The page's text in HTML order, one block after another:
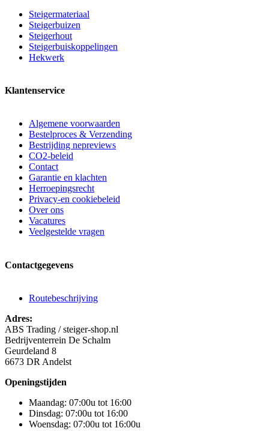
Steigermateriaal
Steigerbuizen
Steigerhout
Steigerbuiskoppelingen
Hekwerk
Klantenservice
Algemene voorwaarden
Bestelproces & Verzending
Bestrijding nepreviews
CO2-beleid
Contact
Garantie en klachten
Herroepingsrecht
Privacy-en cookiebeleid
Over ons
Vacatures
Veelgestelde vragen
Contactgegevens
Routebeschrijving
Adres:
ABS Trading / steiger-shop.nl
Bedrijventerrein De Schalm
Geurdeland 8
6673 DR Andelst
Openingstijden
Maandag: 07:00u tot 16:00
Dinsdag: 07:00u tot 16:00
Woensdag: 07:00u tot 16:00u